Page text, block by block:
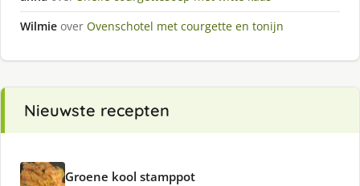
Wilmie over Ovenschotel met courgette en tonijn
Nieuwste recepten
Groene kool stamppot